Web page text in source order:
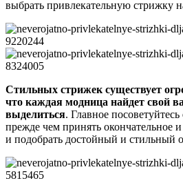
выбрать привлекательную стрижку
Стильных стрижек существует
что каждая модница найдет свой
выделиться. Главное
прежде чем принять окончательное
и подобрать достойный и стильный